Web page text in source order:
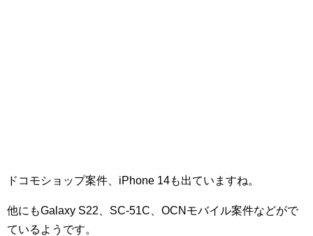
ドコモショップ案件、iPhone 14も出ていますね。
他にもGalaxy S22、SC-51C、OCNモバイル案件などがで
ているようです。